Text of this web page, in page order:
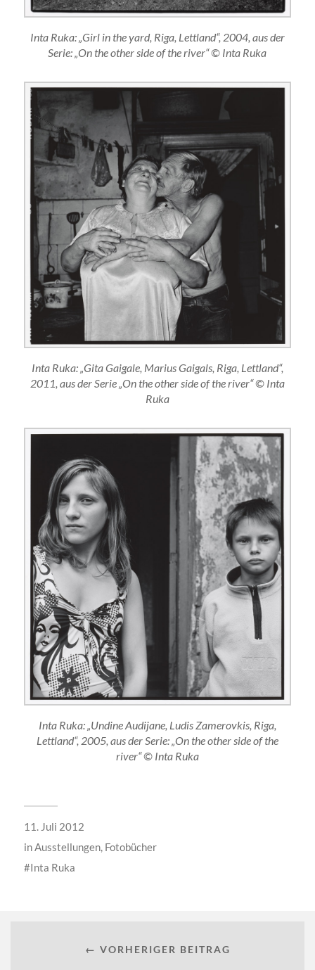
Inta Ruka: „Girl in the yard, Riga, Lettland“, 2004, aus der
Serie: „On the other side of the river“ © Inta Ruka
Inta Ruka: „Gita Gaigale, Marius Gaigals, Riga, Lettland“,
2011, aus der Serie „On the other side of the river“ © Inta
Ruka
Inta Ruka: „Undine Audijane, Ludis Zamerovkis, Riga,
Lettland“, 2005, aus der Serie: „On the other side of the
river“ © Inta Ruka
11. Juli 2012
inAusstellungen, Fotobücher
Inta Ruka
← VORHERIGER BEITRAG